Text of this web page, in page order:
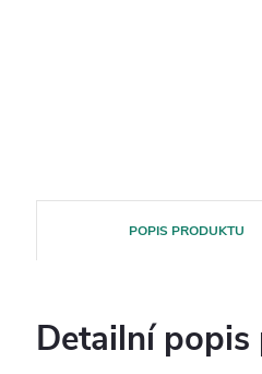
POPIS PRODUKTU
Detailní